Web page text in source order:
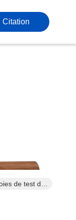
Citation
de test de